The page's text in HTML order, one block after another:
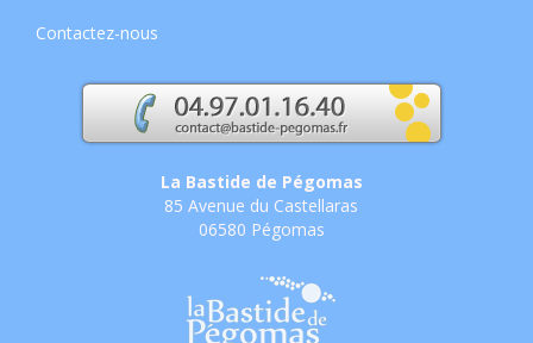
Contactez-nous
La Bastide de Pégomas
85 Avenue du Castellaras
06580 Pégomas